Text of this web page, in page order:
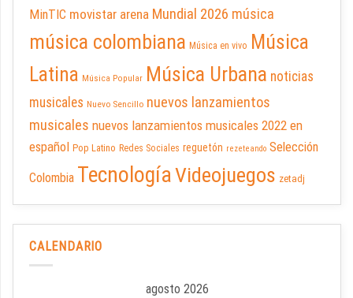
MinTIC movistar arena Mundial 2026 música
música colombiana Música en vivo Música
Latina Música Popular Música Urbana noticias
musicales Nuevo Sencillo nuevos lanzamientos
musicales nuevos lanzamientos musicales 2022 en
español Pop Latino Redes Sociales reguetón rezeteando Selección
Colombia TecnologíaVideojuegos zetadj
CALENDARIO
agosto 2026